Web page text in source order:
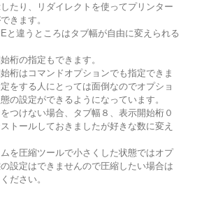
たり、リダイレクトを使ってプリンター
きます。
と違うところはタブ幅が自由に変えられる
桁の指定もできます。
桁はコマンドオプションでも指定できま
をする人にとっては面倒なのでオプショ
の設定ができるようになっています。
つけない場合、タブ幅８、表示開始桁０
トールしておきましたが好きな数に変え
を圧縮ツールで小さくした状態ではオプ
設定はできませんので圧縮したい場合は
ださい。